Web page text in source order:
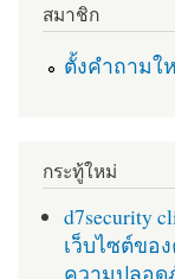
สมาชิก
ตั้งคำถามใ
กระทู้ใหม่
d7security
เว็บไซต์ขอ
ความปลอด